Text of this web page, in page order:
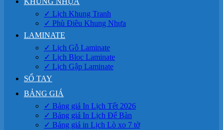
✓ Lịch Khung Tranh
✓ Phù Điêu Khung Nhựa
LAMINATE
✓ Lịch Gỗ Laminate
✓ Lịch Bloc Laminate
✓ Lịch Gập Laminate
SỔ TAY
BẢNG GIÁ
✓ Bảng giá In Lịch Tết 2026
✓ Bảng giá In Lịch Để Bàn
✓ Bảng giá in Lịch Lò xo 7 tờ